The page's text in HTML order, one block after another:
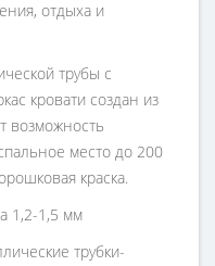
отдыха и
трубы с
кровати создан из
возможность
место до 200
краска.
1,2-1,5 мм
трубки-